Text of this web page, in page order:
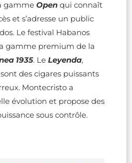
gamme Open qui connaît
et s’adresse un public
Le festival Habanos
gamme premium de la
1935. Le Leyenda,
sont des cigares puissants
Montecristo a
évolution et propose des
sous contrôle.